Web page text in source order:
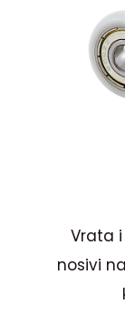
Vrata
nosivi